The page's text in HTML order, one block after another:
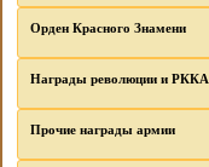
Орден Красного Знамени
Награды революции и РККА
Прочие награды армии